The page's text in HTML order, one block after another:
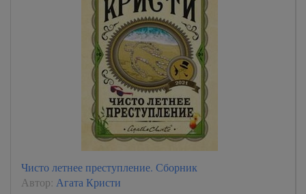
Чисто летнее преступление. Сборник
Автор: Агата Кристи